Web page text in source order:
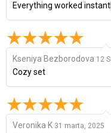
Everything worked
Kseniya Bezborodova 12
Cozy set
Veronika K 31 marta, 2025